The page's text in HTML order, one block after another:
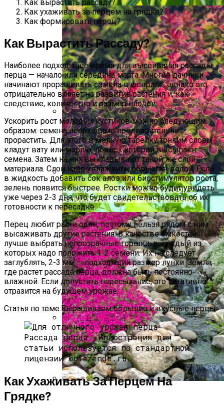
Солевой Раствор От Вредителей Для
Лука На Грядке
Какой Сорт Огурцов Посадить
Будущей Весной
Быстрорастущий Живой Забор —
Выбираем Правильные Растения
Как вырастить рассаду?
Как ухаживать за перцем на грядке?
Как формировать перец?
Как Вырастить Рассаду?
Наиболее подходящее время для высеивания рассады
перца — начало или середина марта. Многие дачники
начинают проращивать семена в феврале, однако это
отрицательно влияет на развитие растения и, как
следствие, количество и размер плодов.
Ускорить рост молодых кустиков можно следующим
образом: семена необходимо предварительно
прорастить. Для этого в мелкую тарелку тонким слоем
кладут вату или марлю, поверх которой высыпают
семена. Затем на них выкладывают такой же слой
материала. Слои надо увлажнить, обрызгав водой. Если
в жидкость добавить сок алоэ или биостимулятор роста,
зелень появится быстрее. Ростки можно будет увидеть
уже через 2-3 дня, что будет свидетельствовать об их
готовности к пересадке.
Перец любит расти один, поэтому нельзя рядом с ним
высаживать другие растения. В качестве емкостей
лучше выбрать непрозрачные горшки, в каждый из
которых надо положить 1-2 семени. Их не следует
заглублять, 2-3 мм — подходящий размер лунки. Земля,
где растет рассада перца, должна быть постоянно
влажной. Если допустить пересыхание, это негативно
отразится на будущем урожае.
Статья по теме:Выращиваем большие и вкусные перцы
Рассада перца.Иллюстрация для
статьи используется по стандартной
лицензии ©ofazende.ru
Как Ухаживать За Перцем На
Грядке?